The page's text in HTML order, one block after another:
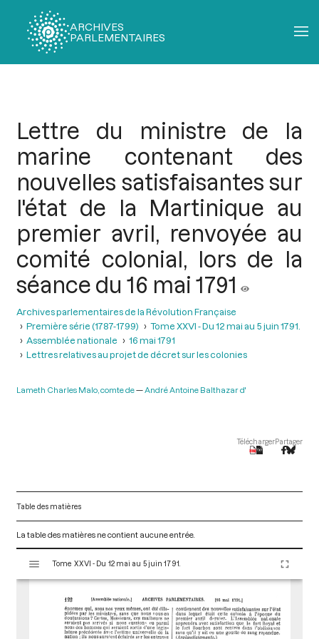
ARCHIVES
PARLEMENTAIRES
Lettre du ministre de la
marine contenant des
nouvelles satisfaisantes sur
l'état de la Martinique au
premier avril, renvoyée au
comité colonial, lors de la
séance du 16 mai 1791
Archives parlementaires de la Révolution Française
Première série (1787-1799)
Tome XXVI - Du 12 mai au 5 juin 1791.
Assemblée nationale
16 mai 1791
Lettres relatives au projet de décret sur les colonies
Lameth Charles Malo, comte de André Antoine Balthazar d'
TéléchargerPartager
Table des matières
La table des matières ne contient aucune entrée.
s
Tome XXVI - Du 12 mai au 5 juin 1791.